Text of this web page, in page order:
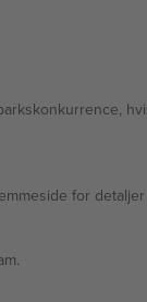
for detaljer